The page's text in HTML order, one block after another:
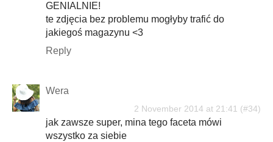
GENIALNIE!
te zdjęcia bez problemu mogłyby trafić do
jakiegoś magazynu <3
Reply
Wera
2 November 2014 at 21:41
jak zawsze super, mina tego faceta mówi
wszystko za siebie